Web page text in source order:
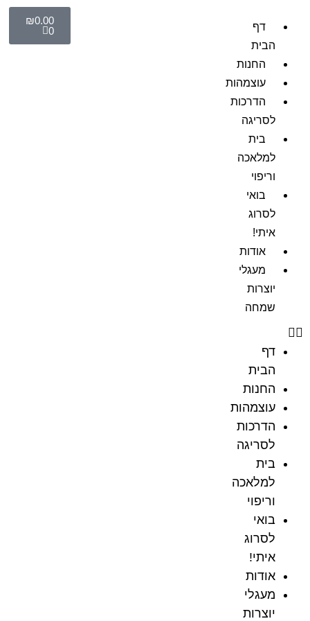
דף
הבית
החנות
עוצמהות
הדרכות
לסריגה
בית
למלאכה
וריפוי
בואי
לסרוג
איתי!
אודות
מעגלי
יוצרות
שמחה
דף
הבית
החנות
עוצמהות
הדרכות
לסריגה
בית
למלאכה
וריפוי
בואי
לסרוג
איתי!
אודות
מעגלי
יוצרות
₪0.00
0